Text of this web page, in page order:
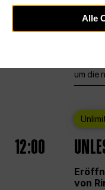
12:00
um die
12:00
von
Alle